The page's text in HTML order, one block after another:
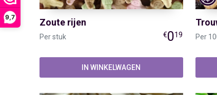
9,7 Zoute rijen
Per stuk €019
IN WINKELWAGEN
Per